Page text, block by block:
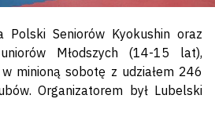
Seniorów Kyokushin oraz
Młodszych (14-15 lat),
minioną sobotę z udziałem 246
Organizatorem był Lubelski